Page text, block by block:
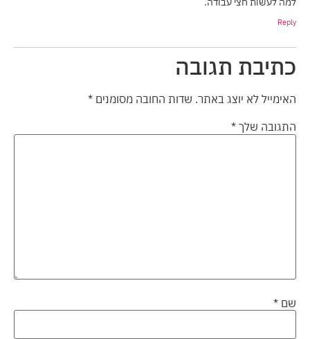
Reply
כתיבת תגובה
האימייל לא יוצג באתר. שדות החובה מסומנים *
התגובה שלך *
שם *